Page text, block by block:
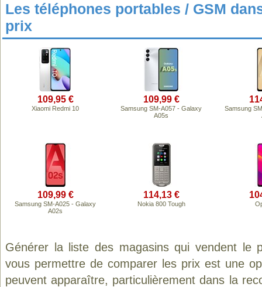
Les téléphones portables / GSM
prix
109,95 €
Xiaomi Redmi 10
109,99 €
Samsung SM-A057 - Galaxy
A05s
Samsung
109,99 €
Samsung SM-A025 - Galaxy
A02s
114,13 €
Nokia 800 Tough
Générer la liste des magasins qui vendent le
vous permettre de comparer les prix est une
peuvent apparaître, particulièrement dans la